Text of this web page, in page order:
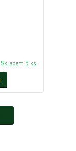
Skladem 5 ks